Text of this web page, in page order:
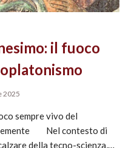
il fuoco
2025
sempre vivo del
Nel contesto di
della tecno-scienza,…